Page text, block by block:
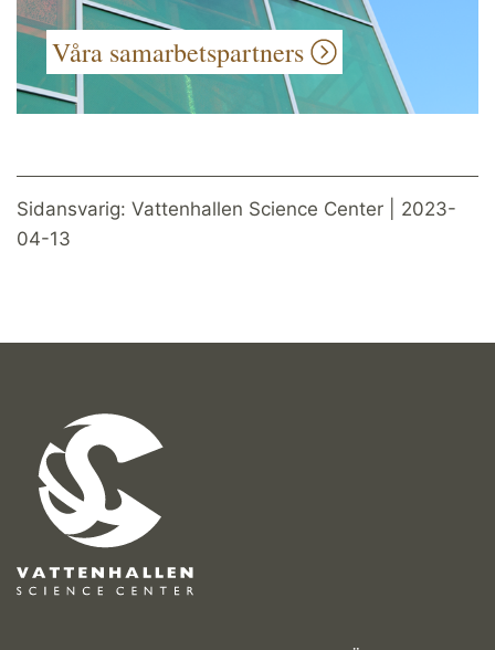
Våra samarbetspartners
Sidansvarig: Vattenhallen Science Center | 2023-
04-13